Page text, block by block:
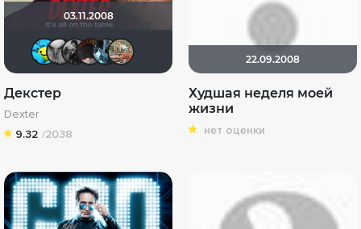
03.11.2008
DarkAngel
xTwoThe Guest
valdizas
den_chas
ArtiRush
Декстер
Dexter
9.32 /2038
22.09.2008
Худшая неделя моей
жизни
нет оценки